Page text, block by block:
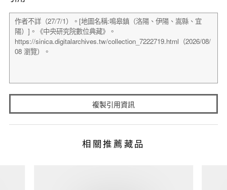
複製引用資訊
相關推薦藏品